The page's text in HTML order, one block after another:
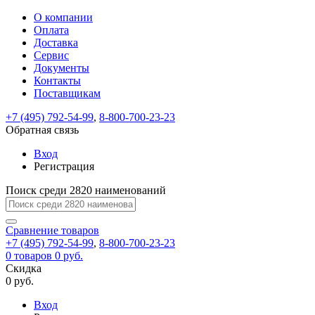
ВходРегистрация
test@example.com
отправлена
по
ней
завершения
регистрации.
Ок
Запомнить
меня
Забыли
Восстановление
пароля
Заполните
форму.
Мы
отправим
ссылку
указанный
электронный
перейдя
по
которой
вы
задать
На
вашу
почту
test@test.ru
ссылка.
Перейдите
по
для
смены
пароля.
Введите
новый
пароль
Сменить
Пароль
успешно
восстановлен
Обратная
связь
Сообщение
пользовательского
сообщение
успешно
отправлено.
О компании
Оплата
Доставка
Сервис
Документы
Контакты
Поставщикам
+7 (495) 792-54-99, 8-800-700-23-23
Обратная связь
Вход
Регистрация
Поиск среди 2820 наименований
Сравнение товаров
+7 (495) 792-54-99, 8-800-700-23-23
0 товаров 0 руб.
Скидка
0 руб.
Вход